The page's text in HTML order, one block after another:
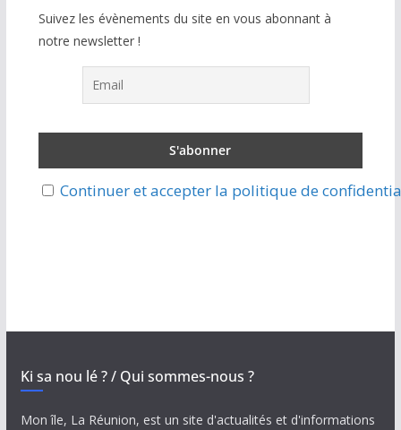
Suivez les évènements du site en vous abonnant à
notre newsletter !
Continuer et accepter la politique de
Ki sa nou lé ? / Qui sommes-nous ?
Mon île, La Réunion, est un site d'actualités et d'informations